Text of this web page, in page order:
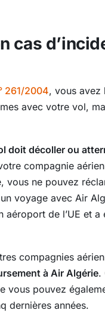
cas
261/2004, vous avez
avec votre vol,
doit décoller ou
compagnie
vous ne pouvez
voyage avec Air
de l’UE et a
compagnies
à Air Algérie.
vous pouvez
dernières années.